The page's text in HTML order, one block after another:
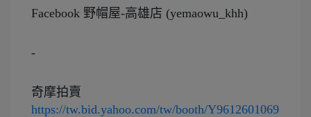
Facebook 野帽屋-高雄店 (yemaowu_khh)
-
https://tw.bid.yahoo.com/tw/booth/Y9612601069